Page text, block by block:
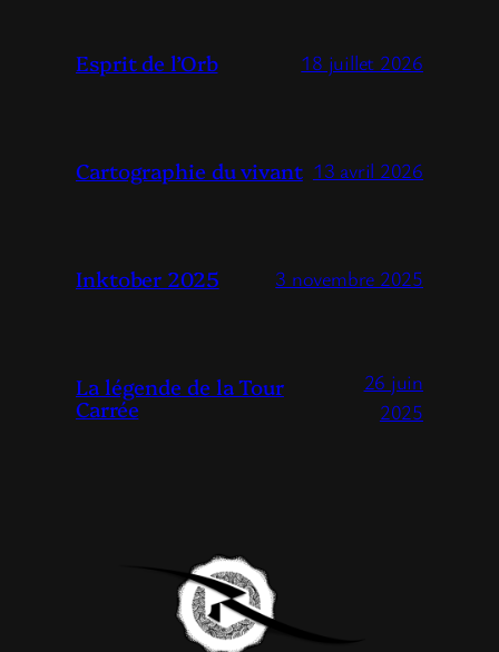
Esprit de l’Orb 18 juillet 2026
Cartographie du vivant 13 avril 2026
Inktober 2025 3 novembre 2025
La légende de la Tour
Carrée
26 juin
2025